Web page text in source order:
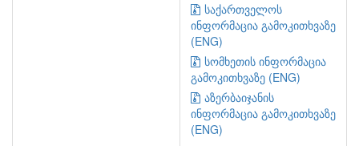
საქართველოს
ინფორმაცია გამოკითხვაზე
(ENG)
სომხეთის ინფორმაცია
გამოკითხვაზე (ENG)
აზერბაიჯანის
ინფორმაცია გამოკითხვაზე
(ENG)